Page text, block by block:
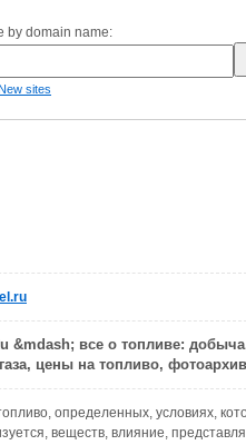
by domain name:
sites
&mdash; все о топливе:
цены на топливо,
определенных, условиях,
веществ, влияние,